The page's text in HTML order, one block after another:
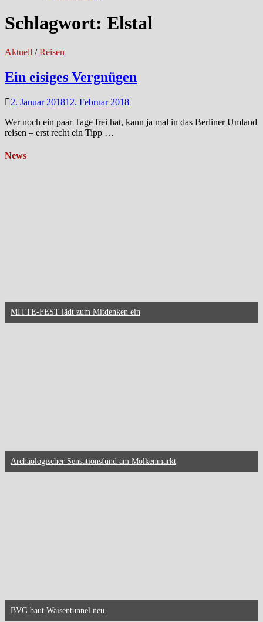
Schlagwort: Elstal
Aktuell /Reisen
Ein eisiges Vergnügen
2. Januar 201812. Februar 2018
Wer noch ein paar Tage frei hat, kann ja mal in das Berliner Umland
reisen – erst recht ein Tipp …
News
MITTE-FEST lädt zum Mitdenken ein
Archäologischer Sensationsfund am Molkenmarkt
BVG baut Waisentunnel neu